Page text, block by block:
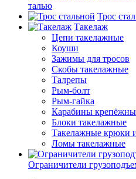
талью
Трос
Такелаж
Цепи такелажные
Коуши
Зажимы для тросов
Скобы такелажные
Талрепы
Рым-болт
Рым-гайка
Карабины
Блоки такелажные
Такелажные крюки
Ломы такелажные
Ограничители